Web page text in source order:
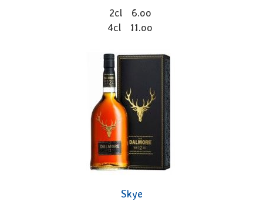
2cl 6.oo
4cl 11.oo
Skye